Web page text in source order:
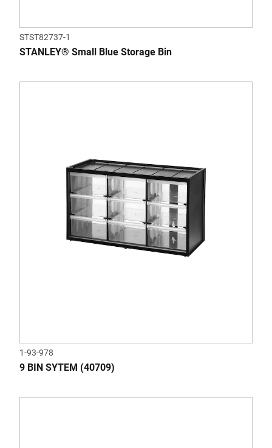
STST82737-1
STANLEY® Small Blue Storage Bin
1-93-978
9 BIN SYTEM (40709)